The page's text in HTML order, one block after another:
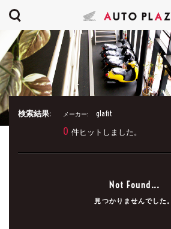
検索結果: メーカー: glafit
0 件ヒットしました。
Not Found...
見つかりませんでした。